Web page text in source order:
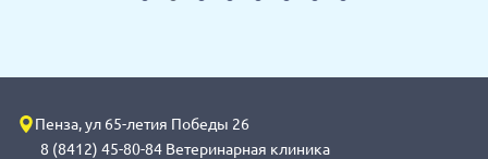
Пенза, ул 65-летия Победы 26
8 (8412) 45-80-84 Ветеринарная клиника